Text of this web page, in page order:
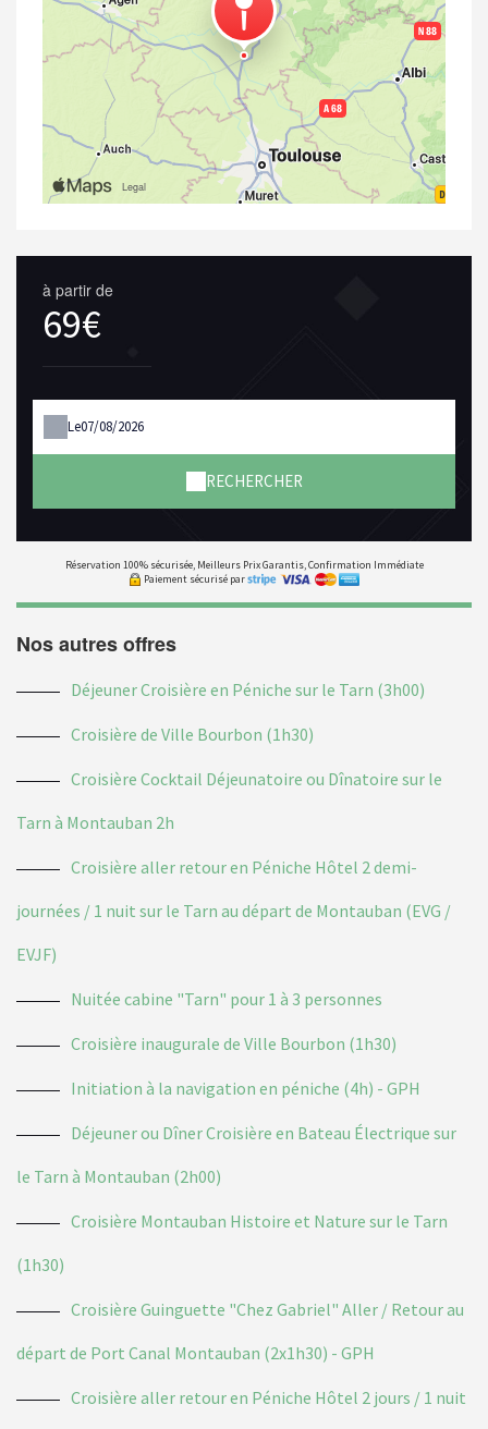
à partir de
69€
Le
RECHERCHER
Réservation 100% sécurisée, Meilleurs Prix Garantis, Confirmation Immédiate
Paiement sécurisé par
Nos autres offres
Déjeuner Croisière en Péniche sur le Tarn (3h00)
Croisière de Ville Bourbon (1h30)
Croisière Cocktail Déjeunatoire ou Dînatoire sur le
Tarn à Montauban 2h
Croisière aller retour en Péniche Hôtel 2 demi-
journées / 1 nuit sur le Tarn au départ de Montauban (EVG /
EVJF)
Nuitée cabine "Tarn" pour 1 à 3 personnes
Croisière inaugurale de Ville Bourbon (1h30)
Initiation à la navigation en péniche (4h) - GPH
Déjeuner ou Dîner Croisière en Bateau Électrique sur
le Tarn à Montauban (2h00)
Croisière Montauban Histoire et Nature sur le Tarn
(1h30)
Croisière Guinguette "Chez Gabriel" Aller / Retour au
départ de Port Canal Montauban (2x1h30) - GPH
Croisière aller retour en Péniche Hôtel 2 jours / 1 nuit